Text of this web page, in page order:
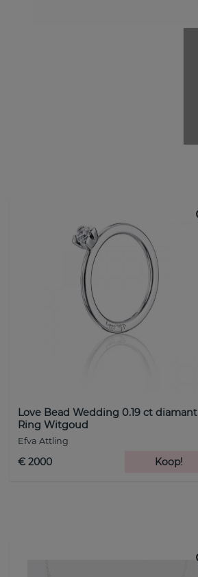
Love Bead Wedding 0.19 ct diamant
Ring Witgoud
Efva Attling
€ 2000 Koop!